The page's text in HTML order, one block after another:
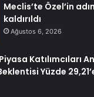
Meclis’te Özel’in
kaldırıldı
Ağustos 6, 2026
Katılımcıları
Yüzde